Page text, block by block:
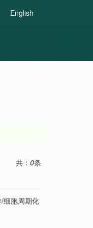
English
共： 0条
细胞周期化